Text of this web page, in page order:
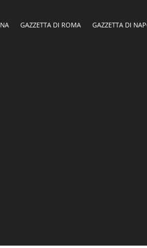
GAZZETTA DI ROMA GAZZETTA DI